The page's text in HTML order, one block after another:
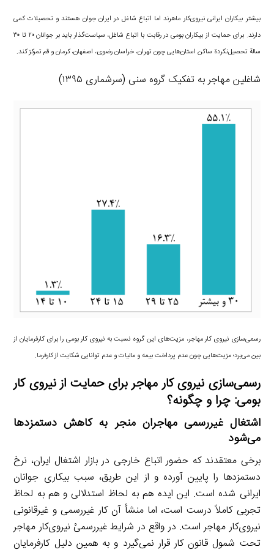
بیشتر بیکاران ایرانی نیروی‌کار ماهرند اما اتباع شاغل در ایران جوان هستند و تحصیلات کمی
دارند. برای حمایت از بیکاران بومی در رقابت با اتباع شاغل، سیاست‌گذار باید بر جوانان ۲۰ تا ۳۰
سالة تحصیل‌نکردة ساکن استان‌هایی چون تهران، خراسان رضوی، اصفهان، کرمان و قم تمرکز کند.
شاغلین مهاجر به تفکیک گروه سنی (سرشماری ۱۳۹۵)
رسمی‌سازی نیروی کار مهاجر، مزیت‌های این گروه نسبت به نیروی کار بومی را برای کارفرمایان از
بین می‌برد؛ مزیت‌هایی چون عدم پرداخت بیمه و مالیات و عدم توانایی شکایت از کارفرما.
رسمی‌سازی نیروی کار مهاجر برای حمایت از نیروی کار
بومی: چرا و چگونه؟
اشتغال غیررسمی مهاجران منجر به کاهش دستمزدها
می‌شود
برخی معتقدند که حضور اتباع خارجی در بازار اشتغال ایران، نرخ
دستمزدها را پایین آورده و از این طریق، سبب بیکاری جوانان
ایرانی شده است. این ایده هم به لحاظ استدلالی و هم به لحاظ
تجربی کاملاً درست است، اما منشأ آن کار غیررسمی و غیرقانونی
نیروی‌کار مهاجر است. در واقع در شرایط غیررسمیْ نیروی‌کار مهاجر
تحت شمول قانون کار قرار نمی‌گیرد و به همین دلیل کارفرمایان